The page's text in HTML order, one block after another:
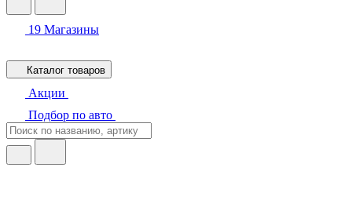
19 Магазины
Каталог товаров
Акции
Подбор по авто